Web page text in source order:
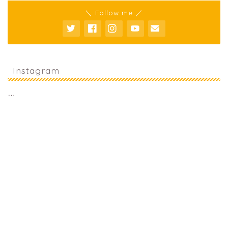
＼ Follow me ／
Instagram
…